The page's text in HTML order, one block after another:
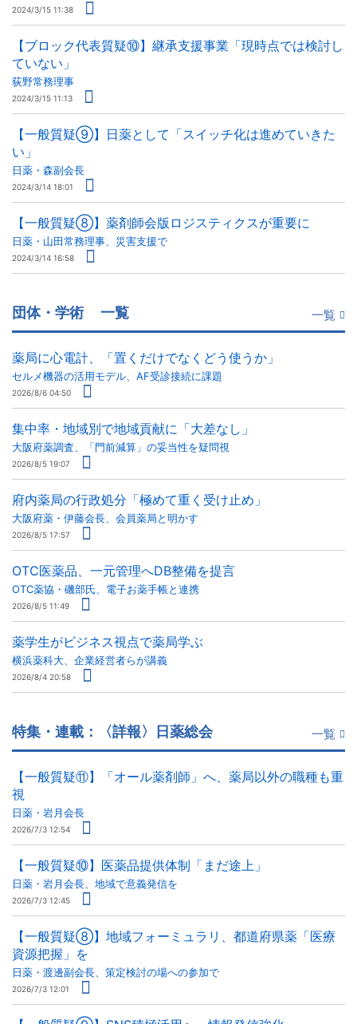
2024/3/15 11:38
【ブロック代表質疑⑩】継承支援事業「現時点では検討し
ていない」
荻野常務理事
2024/3/15 11:13
【一般質疑⑨】日薬として「スイッチ化は進めていきた
い」
日薬・森副会長
2024/3/14 18:01
【一般質疑⑧】薬剤師会版ロジスティクスが重要に
日薬・山田常務理事、災害支援で
2024/3/14 16:58
団体・学術 一覧 一覧
薬局に心電計、「置くだけでなくどう使うか」
セルメ機器の活用モデル、AF受診接続に課題
2026/8/6 04:50
集中率・地域別で地域貢献に「大差なし」
大阪府薬調査、「門前減算」の妥当性を疑問視
2026/8/5 19:07
府内薬局の行政処分「極めて重く受け止め」
大阪府薬・伊藤会長、会員薬局と明かす
2026/8/5 17:57
OTC医薬品、一元管理へDB整備を提言
OTC薬協・磯部氏、電子お薬手帳と連携
2026/8/5 11:49
薬学生がビジネス視点で薬局学ぶ
横浜薬科大、企業経営者らが講義
2026/8/4 20:58
特集・連載：〈詳報〉日薬総会 一覧
【一般質疑⑪】「オール薬剤師」へ、薬局以外の職種も重
視
日薬・岩月会長
2026/7/3 12:54
【一般質疑⑩】医薬品提供体制「まだ途上」
日薬・岩月会長、地域で意義発信を
2026/7/3 12:45
【一般質疑⑧】地域フォーミュラリ、都道府県薬「医療
資源把握」を
日薬・渡邊副会長、策定検討の場への参加で
2026/7/3 12:01